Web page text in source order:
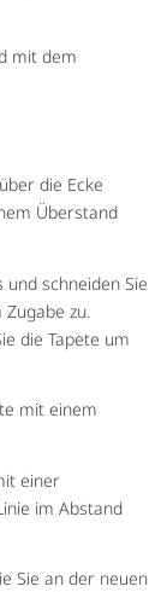
mit dem
die Ecke
Überstand
schneiden Sie
zu.
die Tapete um
mit einem
einer
im Abstand
Sie an der neuen